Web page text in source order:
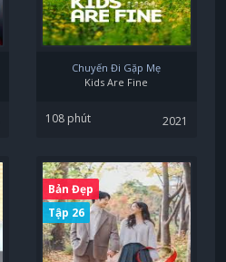
Chuyến Đi Gặp Mẹ
Kids Are Fine
108 phút 2021
Bản Đẹp
Tập 26